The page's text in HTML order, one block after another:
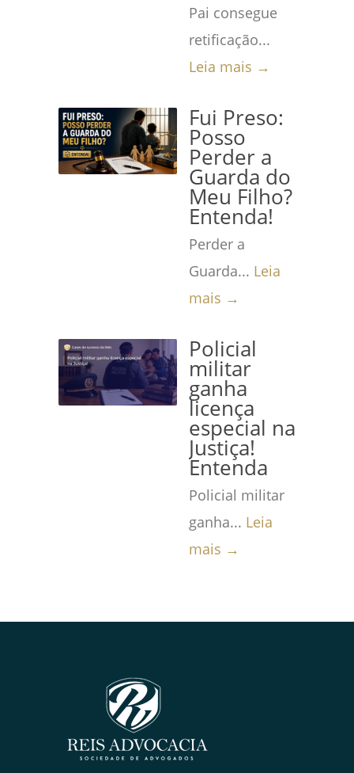
Pai consegue
retificação...
Leia mais →
Fui Preso:
Posso
Perder a
Guarda do
Meu Filho?
Entenda!
Perder a
Guarda... Leia
mais →
Policial
militar
ganha
licença
especial na
Justiça!
Entenda
Policial militar
ganha... Leia
mais →